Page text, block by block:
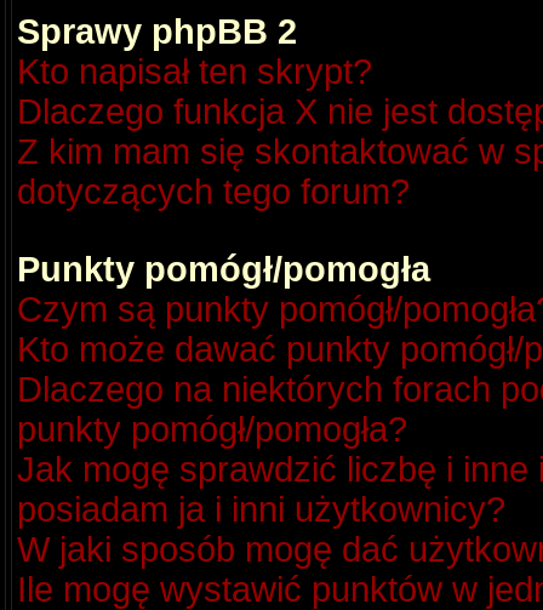
Sprawy phpBB 2
Kto napisał ten skrypt?
Dlaczego funkcja X nie jest
Z kim mam się skontaktować w
dotyczących tego forum?
Punkty pomógł/pomogła
Czym są punkty pomógł/
Kto może dawać punkty pomógł/
Dlaczego na niektórych forach
punkty pomógł/pomogła?
Jak mogę sprawdzić liczbę i
posiadam ja i inni użytkownicy?
W jaki sposób mogę dać
Ile mogę wystawić punktów w